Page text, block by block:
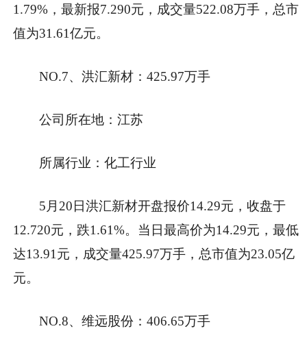
1.79%，最新报7.290元，成交量522.08万手，总市
值为31.61亿元。
NO.7、洪汇新材：425.97万手
公司所在地：江苏
所属行业：化工行业
5月20日洪汇新材开盘报价14.29元，收盘于
12.720元，跌1.61%。当日最高价为14.29元，最低
达13.91元，成交量425.97万手，总市值为23.05亿
元。
NO.8、维远股份：406.65万手